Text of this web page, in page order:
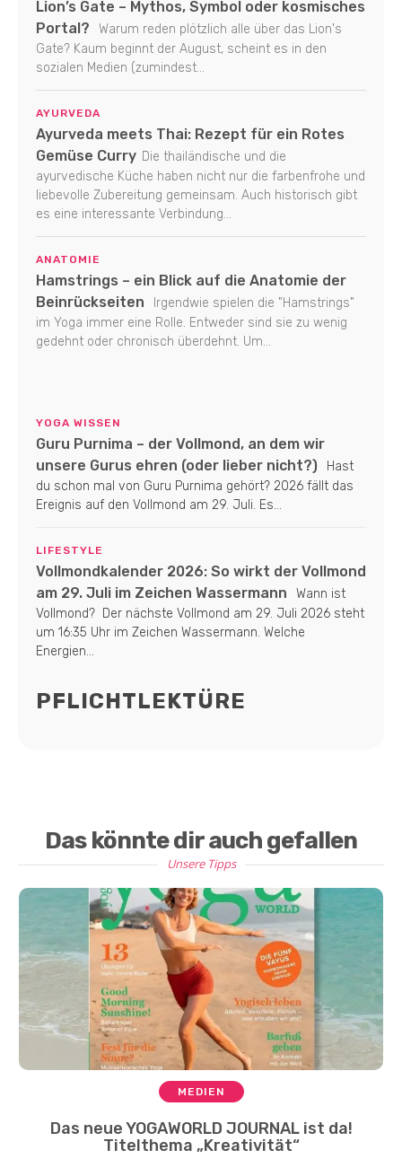
Lion’s Gate – Mythos, Symbol oder kosmisches
Portal?
Warum reden plötzlich alle über das Lion's
Gate? Kaum beginnt der August, scheint es in den
sozialen Medien (zumindest...
AYURVEDA
Ayurveda meets Thai: Rezept für ein Rotes
Gemüse Curry Die thailändische und die
ayurvedische Küche haben nicht nur die farbenfrohe und
liebevolle Zubereitung gemeinsam. Auch historisch gibt
es eine interessante Verbindung...
ANATOMIE
Hamstrings – ein Blick auf die Anatomie der
Beinrückseiten
Irgendwie spielen die "Hamstrings"
im Yoga immer eine Rolle. Entweder sind sie zu wenig
gedehnt oder chronisch überdehnt. Um...
YOGA WISSEN
Guru Purnima – der Vollmond, an dem wir
unsere Gurus ehren (oder lieber nicht?)
Hast
du schon mal von Guru Purnima gehört? 2026 fällt das
Ereignis auf den Vollmond am 29. Juli. Es...
LIFESTYLE
Vollmondkalender 2026: So wirkt der Vollmond
am 29. Juli im Zeichen Wassermann
Wann ist
Vollmond? Der nächste Vollmond am 29. Juli 2026 steht
um 16:35 Uhr im Zeichen Wassermann. Welche
Energien...
PFLICHTLEKTÜRE
Das könnte dir auch gefallen
Unsere Tipps
MEDIEN
Das neue YOGAWORLD JOURNAL ist da!
Titelthema „Kreativität“